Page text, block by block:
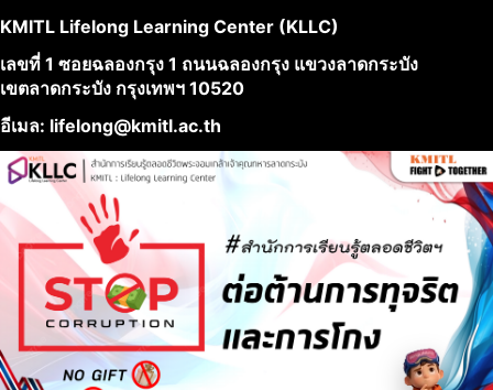
KMITL Lifelong Learning Center (KLLC)
เลขที่ 1 ซอยฉลองกรุง 1 ถนนฉลองกรุง แขวงลาดกระบัง
เขตลาดกระบัง กรุงเทพฯ 10520
อีเมล: lifelong@kmitl.ac.th